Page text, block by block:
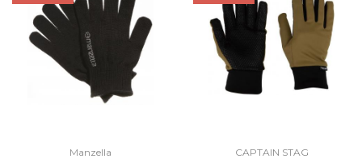
Manzella CAPTAIN STAG